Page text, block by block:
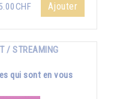
Ajouter
/ STREAMING
qui sont en vous